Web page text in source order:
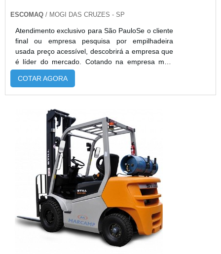
ESCOMAQ / MOGI DAS CRUZES - SP
Atendimento exclusivo para São PauloSe o cliente
final ou empresa pesquisa por empilhadeira
usada preço acessível, descobrirá a empresa que
é líder do mercado. Cotando na empresa mais
qualificada do mercado e achando a melhor
referência em qualidade.É importante lembrar que
de cuidado ajuda a garantir a qualidade e
durabilidade dos materiais, além de ...
COTAR AGORA